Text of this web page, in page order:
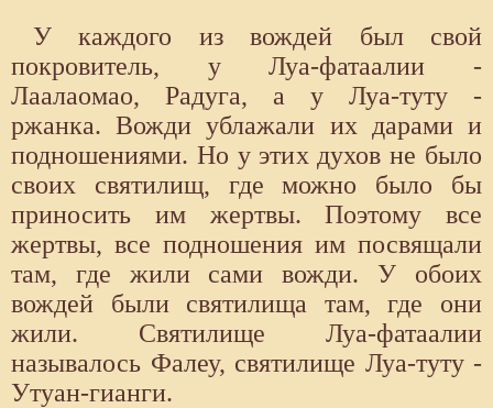
У каждого из вождей был свой
покровитель, у Луа-фатаалии -
Лаалаомао, Радуга, а у Луа-туту -
ржанка. Вожди ублажали их дарами и
подношениями. Но у этих духов не было
своих святилищ, где можно было бы
приносить им жертвы. Поэтому все
жертвы, все подношения им посвящали
там, где жили сами вожди. У обоих
вождей были святилища там, где они
жили. Святилище Луа-фатаалии
называлось Фалеу, святилище Луа-туту -
Утуан-гианги.